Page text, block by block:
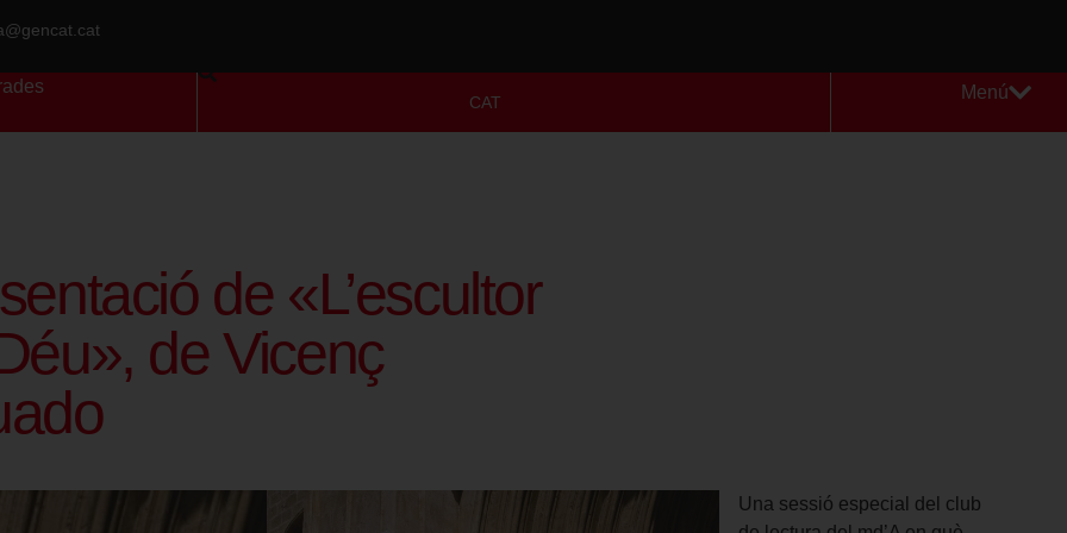
CAT
Menú
de «L’escultor
de Vicenç
Una sessió especial del club